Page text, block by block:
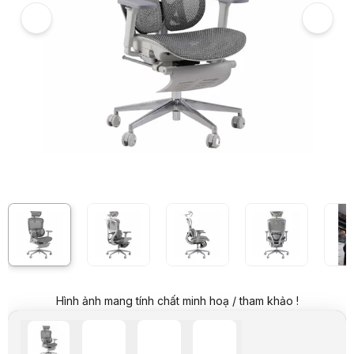
Video review chi tiết Ghế công thái học GAMI Crom Metal (Phiên
Giá niêm yết:
Giá mua trả góp (6 tháng):1.183.167 VND / tháng
Giá đã bao gồm VAT
Mã sản phẩm:
Hình ảnh mang tính chất minh hoạ / tham khảo !